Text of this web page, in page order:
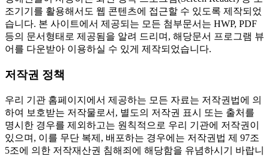
조기기를 활용해서도 웹 콘텐츠에 접근할 수 있도록 제작되었
습니다. 본 사이트에서 제공되는 모든 첨부문서는 HWP, PDF
등의 문서형태로 제공됨을 알려 드리며, 해당문서 프로그램 뷰
어를 다운받아 이용하실 수 있게 제작되었습니다.
저작권 정책
우리 기관 홈페이지에서 제공하는 모든 자료는 저작권법에 의
하여 보호받는 저작물로서, 별도의 저작권 표시 또는 출처를
명시한 경우를 제외하고는 원칙적으로 우리 기관에 저작권이
있으며, 이를 무단 복제, 배포하는 경우에는 저작권법 제 97조
5조에 의한 저작재산권 침해죄에 해당함을 유념하시기 바랍니